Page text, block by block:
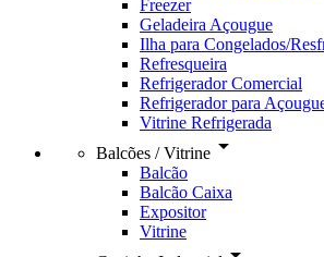
Freezer
Geladeira Açougue
Ilha para Congelados/
Refresqueira
Refrigerador Comercial
Refrigerador para
Vitrine Refrigerada
Balcões / Vitrine arrow_drop_down
Balcão
Balcão Caixa
Expositor
Vitrine